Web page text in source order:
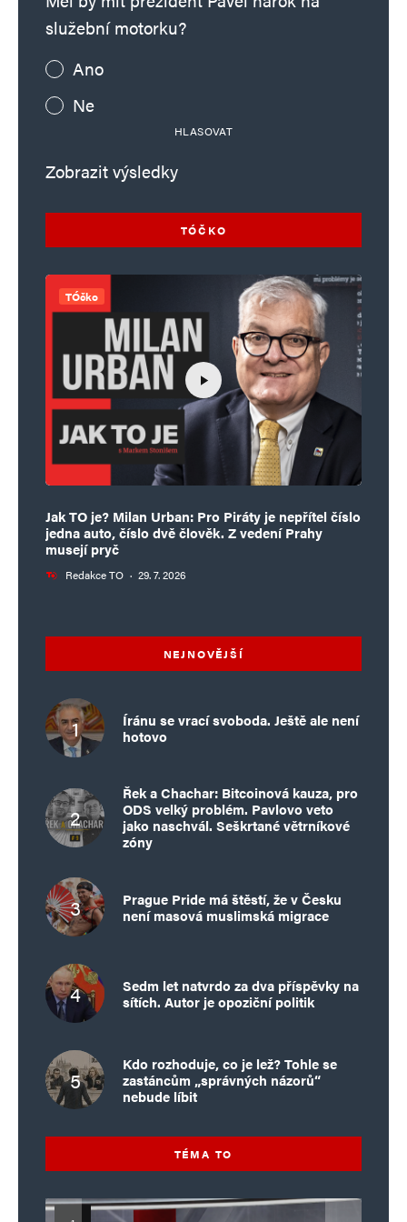
Uložit do prohlížeče jméno, e-mail a webovou stránku pro budoucí
Informujte mě o nových komentářích e-mailem.
Informujte mě o nových příspěvcích e-mailem.
služební motorku?
Ano
Ne
HLASOVAT
Zobrazit výsledky
TÓČKO
TÓčko
Jak TO je? Milan Urban: Pro Piráty je nepřítel číslo
jedna auto, číslo dvě člověk. Z vedení Prahy
musejí pryč
Redakce TO · 29. 7. 2026
NEJNOVĚJŠÍ
Íránu se vrací svoboda. Ještě ale není
hotovo
Řek a Chachar: Bitcoinová kauza, pro
ODS velký problém. Pavlovo veto
jako naschvál. Seškrtané větrníkové
zóny
Prague Pride má štěstí, že v Česku
není masová muslimská migrace
Sedm let natvrdo za dva příspěvky na
sítích. Autor je opoziční politik
Kdo rozhoduje, co je lež? Tohle se
zastáncům „správných názorů“
nebude líbit
TÉMA TO